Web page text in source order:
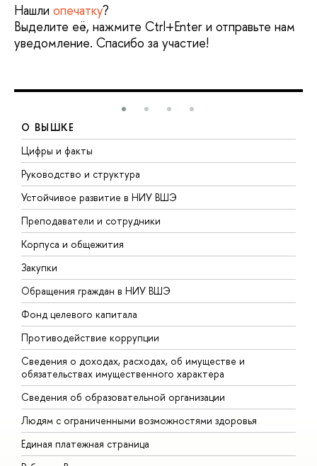
Нашли опечатку?
Выделите её, нажмите Ctrl+Enter и отправьте нам
уведомление. Спасибо за участие!
О ВЫШКЕ
Цифры и факты
Руководство и структура
Устойчивое развитие в НИУ ВШЭ
Преподаватели и сотрудники
Корпуса и общежития
Закупки
Обращения граждан в НИУ ВШЭ
Фонд целевого капитала
Противодействие коррупции
Сведения о доходах, расходах, об имуществе и
обязательствах имущественного характера
Сведения об образовательной организации
Людям с ограниченными возможностями здоровья
Единая платежная страница